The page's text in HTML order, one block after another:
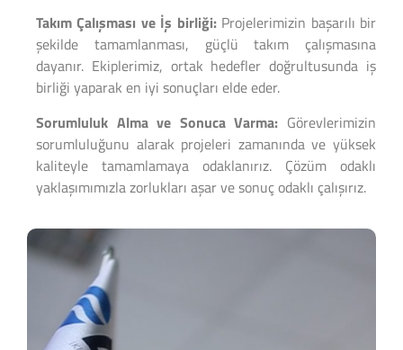
Takım Çalışması ve İş birliği:Projelerimizin başarılı bir
şekilde tamamlanması, güçlü takım çalışmasına
dayanır. Ekiplerimiz, ortak hedefler doğrultusunda iş
birliği yaparak en iyi sonuçları elde eder.
Sorumluluk Alma ve Sonuca Varma: Görevlerimizin
sorumluluğunu alarak projeleri zamanında ve yüksek
kaliteyle tamamlamaya odaklanırız. Çözüm odaklı
yaklaşımımızla zorlukları aşar ve sonuç odaklı çalışırız.